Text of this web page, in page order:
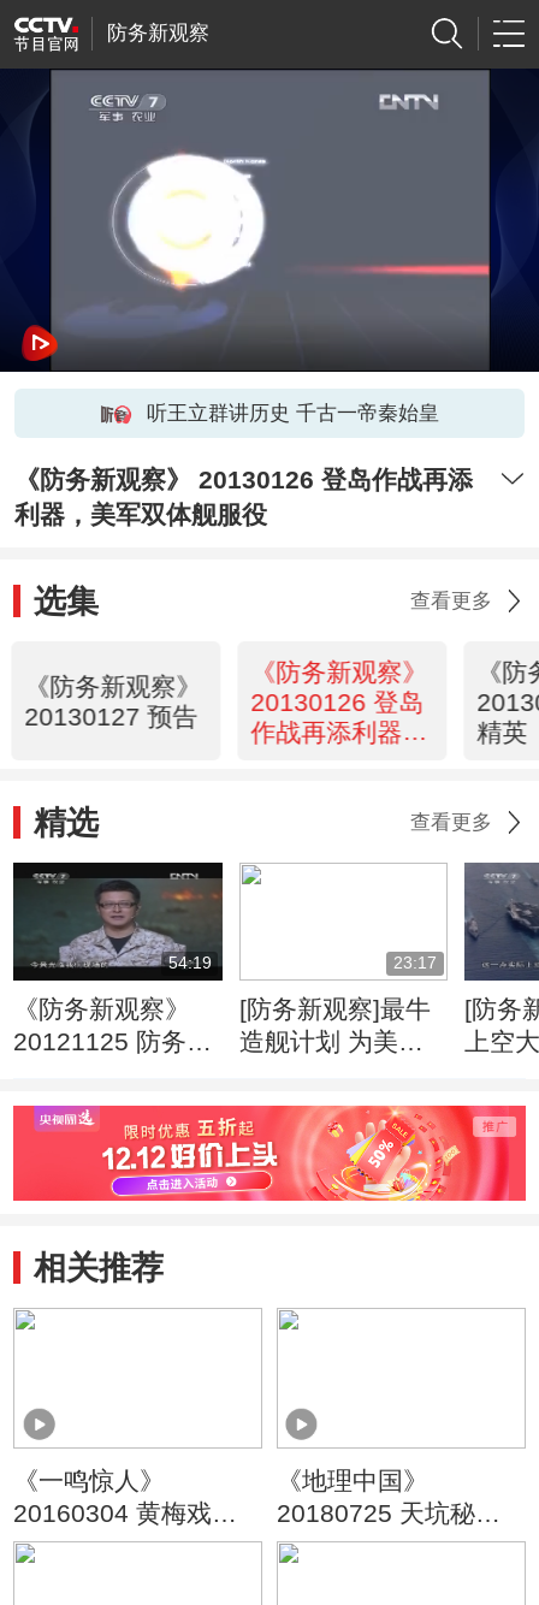
防务新观察
听王立群讲历史 千古一帝秦始皇
《防务新观察》 20130126 登岛作战再添
利器，美军双体舰服役
选集 查看更多
《防务新观察》
20130127 预告
《防务新观察》
20130126 登岛
作战再添利器，
《
精英
精选 查看更多
54:19
《防务新观察》
20121125 防务精
23:17
[防务新观察]最牛
造舰计划 为美战
（20120422）
[防务
上空
察
相关推荐
《一鸣惊人》
20160304 黄梅戏名
家名票组团战精编版
《地理中国》
20180725 天坑秘境·
神坑的奥秘